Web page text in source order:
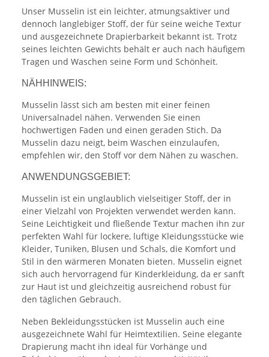
Unser Musselin ist ein leichter, atmungsaktiver und
dennoch langlebiger Stoff, der für seine weiche Textur
und ausgezeichnete Drapierbarkeit bekannt ist. Trotz
seines leichten Gewichts behält er auch nach häufigem
Tragen und Waschen seine Form und Schönheit.
NÄHHINWEIS:
Musselin lässt sich am besten mit einer feinen
Universalnadel nähen. Verwenden Sie einen
hochwertigen Faden und einen geraden Stich. Da
Musselin dazu neigt, beim Waschen einzulaufen,
empfehlen wir, den Stoff vor dem Nähen zu waschen.
ANWENDUNGSGEBIET:
Musselin ist ein unglaublich vielseitiger Stoff, der in
einer Vielzahl von Projekten verwendet werden kann.
Seine Leichtigkeit und fließende Textur machen ihn zur
perfekten Wahl für lockere, luftige Kleidungsstücke wie
Kleider, Tuniken, Blusen und Schals, die Komfort und
Stil in den wärmeren Monaten bieten. Musselin eignet
sich auch hervorragend für Kinderkleidung, da er sanft
zur Haut ist und gleichzeitig ausreichend robust für
den täglichen Gebrauch.
Neben Bekleidungsstücken ist Musselin auch eine
ausgezeichnete Wahl für Heimtextilien. Seine elegante
Drapierung macht ihn ideal für Vorhänge und